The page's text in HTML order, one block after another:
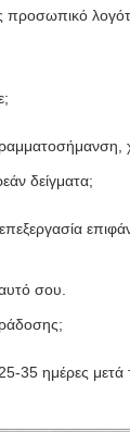
προσωπικό
δείγματα;
σου.
35 ημέρες μετά